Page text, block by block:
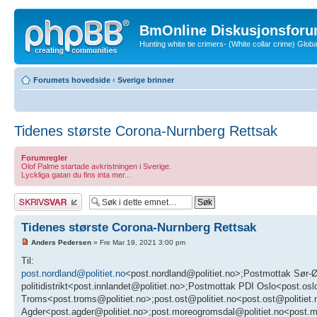
BmOnline
Hunting white tie crimers- (White collar crime)
Forumets hovedside ‹ Sverige brinner
Tidenes største Corona-Nurnberg Rettsak
Forumregler
Olof Palme startade avkristningen i Sverige.
Lyckliga gatan du fins inta mer...
Skriv et svar
Tidenes største Corona-Nurnberg Rettsak
Anders Pedersen » Fre Mar 19, 2021 3:00 pm
Til:
post.nordland@politiet.no<post.nordland@politiet.no>;Postmottak Sør-Øst politidistrikt<post.sor-ost@politiet.no>;Postmottak Innlandet politidistrikt<post.innlandet@politiet.no>;Postmottak PDI Oslo<post.oslo@politiet.no>;Postmottak PDI Troms<post.troms@politiet.no>;post.ost@politiet.no<post.ost@politiet.no>;post@spesialenheten.no<post@spesialenheten.no>;Postmottak PDI Agder<post.agder@politiet.no>;post.moreogromsdal@politiet.no<post.moreogromsdal@politiet.no>;post.sor-vest@politiet.no<post.sor-vest@politiet.no>;Postmottak Trøndelag politidistrikt<post.trondelag@politiet.no>;Postmottak Finnmark politidistrikt<post.finnmark@politiet.no>;Firmapost - Sysselmannen på Svalbard<firmapost@sysselmannen.no>;politidirektoratet@politiet.no<politidirektoratet@politiet.no>;post@pst.politiet.no<post@pst.politiet.no>;Pressevakt i Politidirektoratet<info.pod@politiet.no>;firmapost@nkom.no<firmapost@nkom.no>;firmapost@nho.no<firmapost@nho.no>;Postmottak HPM Riksadvokaten<postmottak@riksadvokaten.no>;post.nasj.emb@statsadvokatene.no<post.nasj.emb@statsadvokatene.no>;post.okokrim@politiet.no<post.okokrim@politiet.no>;post.agder@statsadvokatene.no<post.agder@statsadvokatene.no>;Postmottak HPM Hedmark og Oppland<post.hop@statsadvokatene.no>;post.hordaland@statsadvokatene.no<post.hordaland@statsadvokatene.no>;Postmottak HPM Møre og Romsdal statsadvokatembeter<post.mr@statsadvokatene.no>;post.rogaland@statsadvokatene.no<post.rogaland@statsadvokatene.no>;post.tf@statsadvokatene.no<post.tf@statsadvokatene.no>;post.vtb@statsadvokatene.no<post.vtb@statsadvokatene.no>;ap.postmottak@stortinget.no<ap.postmottak@stortinget.no>;hoyre.postmottak@stortinget.no<hoyre.postmottak@stortinget.no>;frp.postmottak@stortinget.no<frp.postmottak@stortinget.no>;frp@frp.no<frp@frp.no>;politikk@hoyre.no<politikk@hoyre.no>;dna@dna.no<dna@dna.no>;sp.postmottak@stortinget.no<sp.postmottak@stortinget.no>;epost@senterpartiet.no<epost@senterpartiet.no>;sv.postmottak@stortinget.no<sv.postmottak@stortinget.no>;post@sv.no<post@sv.no>;krf.postmottak@stortinget.no<krf.postmottak@stortinget.no>;krf@krf.no<krf@krf.no>;venstre.postmottak@stortinget.no<venstre.postmottak@stortinget.no>;venstre@venstre.no<venstre@venstre.no>;mdg.postmottak@stortinget.no<mdg.postmottak@stortinget.no>;mdg@mdg.no<mdg@mdg.no>;postmottak.rodt@stortinget.no<postmottak.rodt@stortinget.no>;roedt@roedt.no<roedt@roedt.no>;marthescharning.lund@oslo.kommune.no<marthescharning.lund@oslo.kommune.no>;dorthe.lianes@byr.oslo.kommune.no<dorthe.lianes@byr.oslo.kommune.no>;oyvind.arum@byr.oslo.kommune.no<oyvind.arum@byr.oslo.kommune.no>;Byrådsleder<byradsleder@oslo.kommune.no>;postkasse@datatilsynet.no<postkasse@datatilsynet.no>;kontroll-konstitusjon@stortinget.no<kontroll-konstitusjon@stortinget.no>;Tilsynsutvalget<Tilsynsutvalget@domstoladministrasjonen.no>;postmottak@riksrevisjonen.no<postmottak@riksrevisjonen.no>;nav.tonsberg@nav.no<nav.tonsberg@nav.no>;nav.tromso@nav.no<nav.tromso@nav.no>;nav.ost-viken@nav.no<nav.ost-viken@nav.no>;nav.agder@nav.no<nav.agder@nav.no>;nav.vest-viken@nav.no<nav.vest-viken@nav.no>;nav.vestland@nav.no<nav.vestland@nav.no>;nav.innlandet@nav.no<nav.innlandet@nav.no>;nav.nordland@nav.no<nav.nordland@nav.no>;nav.oslo@nav.no<nav.oslo@nav.no>;nav.trondelag@nav.no<nav.trondelag@nav.no>;nav.rogaland@nav.no<nav.rogaland@nav.no>;presse@nav.no<presse@nav.no>;post@dnmf.no<post@dnmf.no>;post@slottet.no<post@slottet.no>;info@fffs.no<info@fffs.no>;medlemsservice@sjooff.no<medlemsservice@sjooff.no>;nsf<firmapost@sjomannsforbundet.no>;post@rederi.no<post@rederi.no>;Morten Løke<mortenloke@gmail.com>;Eivor Evenrud<Eivor.Evenrud@oslobystyre.no>;eg@rederi.no<eg@rederi.no>;ck@rederi.no<ck@rederi.no>;bhn@rederi.no<bhn@rederi.no>;itf<mail@itf.org.uk>;info@imo.org<info@imo.org>;presse.borgarting@domstol.no<presse.borgarting@domstol.no>;resepsjon@hegnar.no<resepsjon@hegnar.no>;2255@shf.no<2255@shf.no>;catherine309y@startmail.com<catherine309y@startmail.com>;Asbjorn Nilssen<nilssen.asbjorn@gmail.com>;BmOnline<bmonline@bmonline.no>;bjorn@hugtun.no<bjorn@hugtun.no>;Are Hegrand<are.hegrand@gmail.com>;Øyvind Aarsnes<oe-aarsn@online.no>;Armend Çaushi<armendsky@gmail.com>;Dennis